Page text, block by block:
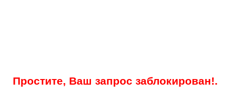
Простите, Ваш запрос заблокирован!.